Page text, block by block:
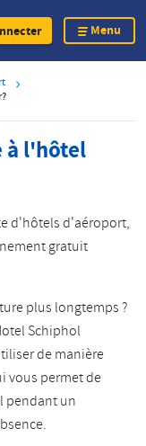
Menu
à l'hôtel
d'hôtels d'aéroport,
gratuit
plus longtemps ?
Schiphol
de manière
vous permet de
pendant un